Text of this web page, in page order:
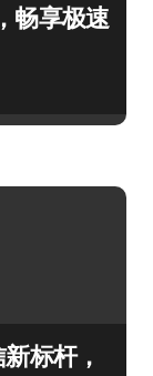
畅享极速
标杆，